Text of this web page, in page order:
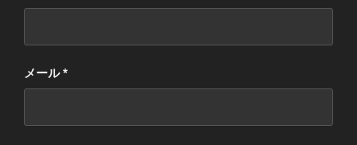
メール*